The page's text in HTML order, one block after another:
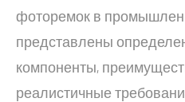
фоторемок в
представлены
компоненты,
реалистичные